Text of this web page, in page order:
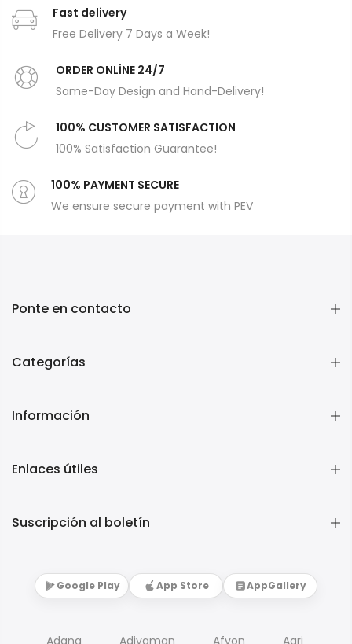
Fast delivery
Free Delivery 7 Days a Week!
ORDER ONLİNE 24/7
Same-Day Design and Hand-Delivery!
100% CUSTOMER SATISFACTION
100% Satisfaction Guarantee!
100% PAYMENT SECURE
We ensure secure payment with PEV
Ponte en contacto
Categorías
Información
Enlaces útiles
Suscripción al boletín
Google Play App Store AppGallery